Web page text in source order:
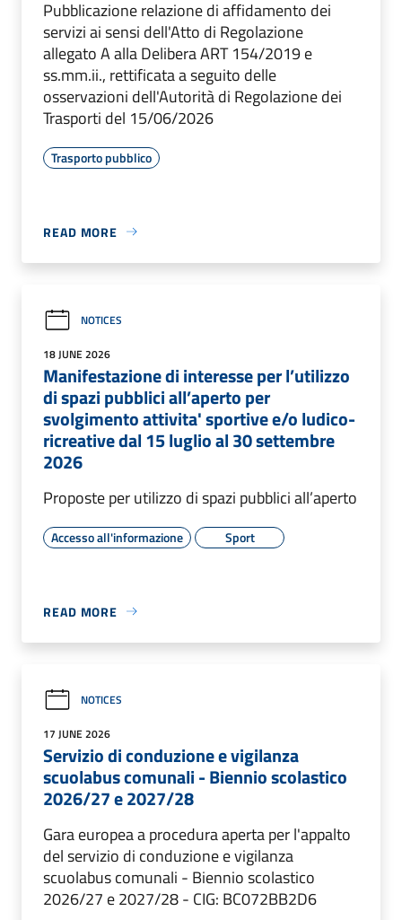
Pubblicazione relazione di affidamento dei
servizi ai sensi dell'Atto di Regolazione
allegato A alla Delibera ART 154/2019 e
ss.mm.ii., rettificata a seguito delle
osservazioni dell'Autorità di Regolazione dei
Trasporti del 15/06/2026
Trasporto pubblico
READ MORE
NOTICES
18 JUNE 2026
Manifestazione di interesse per l’utilizzo
di spazi pubblici all’aperto per
svolgimento attivita' sportive e/o ludico-
ricreative dal 15 luglio al 30 settembre
2026
Proposte per utilizzo di spazi pubblici all’aperto
Accesso all'informazione Sport
READ MORE
NOTICES
17 JUNE 2026
Servizio di conduzione e vigilanza
scuolabus comunali - Biennio scolastico
2026/27 e 2027/28
Gara europea a procedura aperta per l'appalto
del servizio di conduzione e vigilanza
scuolabus comunali - Biennio scolastico
2026/27 e 2027/28 - CIG: BC072BB2D6